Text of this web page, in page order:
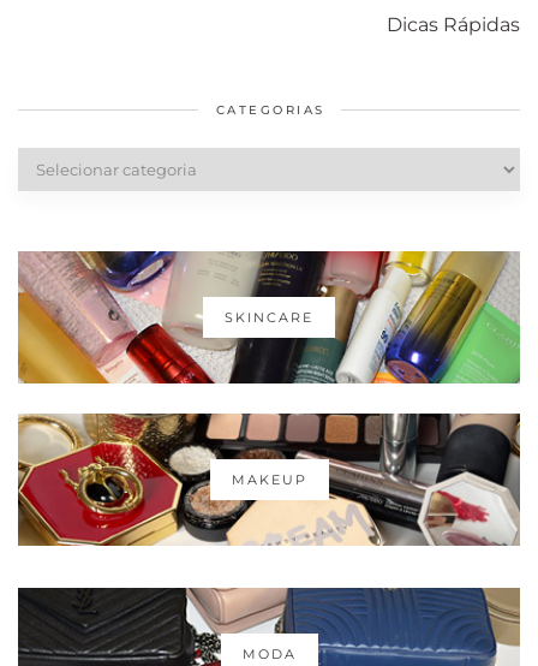
Dicas Rápidas
diários
cabelos
CATEGORIAS
Categorias
SKINCARE
MAKEUP
MODA